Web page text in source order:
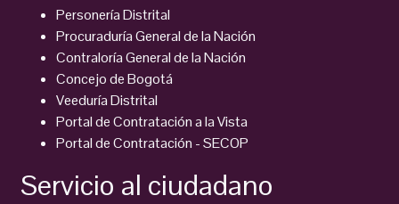
Personería Distrital
Procuraduría General de la Nación
Contraloría General de la Nación
Concejo de Bogotá
Veeduría Distrital
Portal de Contratación a la Vista
Portal de Contratación - SECOP
Servicio al ciudadano